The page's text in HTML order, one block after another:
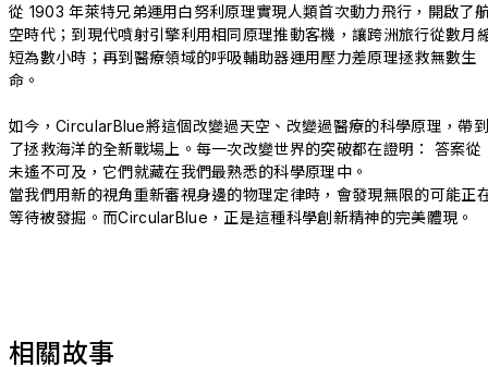
從 1903 年萊特兄弟運用白努利原理實現人類首次動力飛行，開啟了
空時代；到現代噴射引擎利用相同原理推動客機，讓跨洲旅行從數月
短為數小時；再到醫療領域的呼吸輔助器運用壓力差原理拯救無數生
命。
如今，CircularBlue將這個改變過天空、改變過醫療的科學原理，帶到
了拯救海洋的全新戰場上。每一次改變世界的突破都在證明： 答案從
未遙不可及，它們就藏在我們最熟悉的科學原理中。
當我們用新的視角重新審視身邊的物理定律時，會發現無限的可能正
等待被發掘。而CircularBlue，正是這種科學創新精神的完美體現。
相關故事